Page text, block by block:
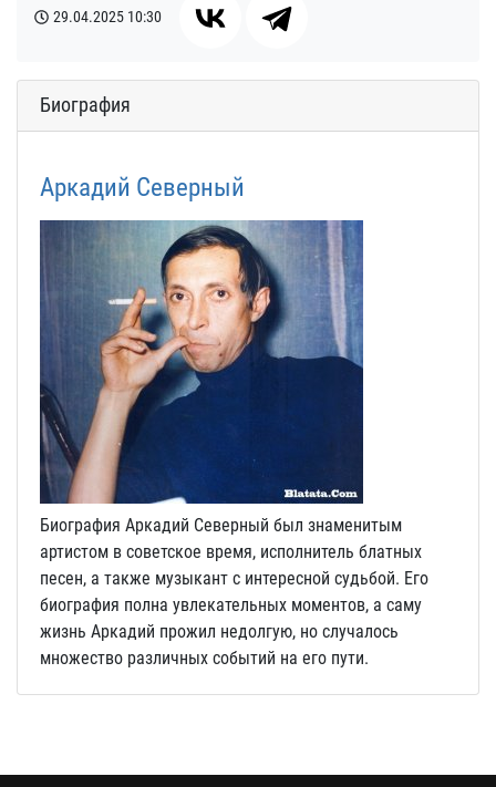
29.04.2025 10:30
Биография
Аркадий Северный
Биография Аркадий Северный был знаменитым
артистом в советское время, исполнитель блатных
песен, а также музыкант с интересной судьбой. Его
биография полна увлекательных моментов, а саму
жизнь Аркадий прожил недолгую, но случалось
множество различных событий на его пути.